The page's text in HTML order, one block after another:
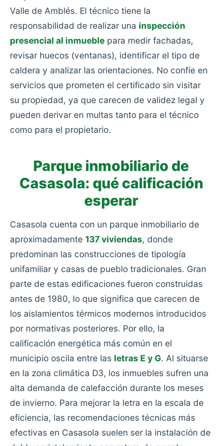
Valle de Amblés. El técnico tiene la
responsabilidad de realizar una inspección
presencial al inmueble para medir fachadas,
revisar huecos (ventanas), identificar el tipo de
caldera y analizar las orientaciones. No confíe en
servicios que prometen el certificado sin visitar
su propiedad, ya que carecen de validez legal y
pueden derivar en multas tanto para el técnico
como para el propietario.
Parque inmobiliario de
Casasola: qué calificación
esperar
Casasola cuenta con un parque inmobiliario de
aproximadamente 137 viviendas, donde
predominan las construcciones de tipología
unifamiliar y casas de pueblo tradicionales. Gran
parte de estas edificaciones fueron construidas
antes de 1980, lo que significa que carecen de
los aislamientos térmicos modernos introducidos
por normativas posteriores. Por ello, la
calificación energética más común en el
municipio oscila entre las letras E y G. Al situarse
en la zona climática D3, los inmuebles sufren una
alta demanda de calefacción durante los meses
de invierno. Para mejorar la letra en la escala de
eficiencia, las recomendaciones técnicas más
efectivas en Casasola suelen ser la instalación de